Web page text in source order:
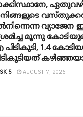
വസ്തുക്കൾ
വ്യാജേന
മൂന്നു
1.4
5 AUGUST 7, 2026